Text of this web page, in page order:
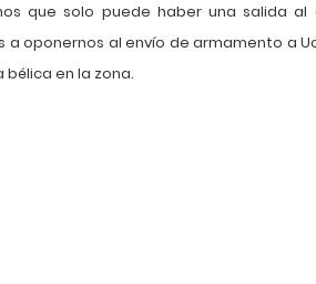
que solo puede haber una salida
a oponernos al envío de armamento a
bélica en la zona.